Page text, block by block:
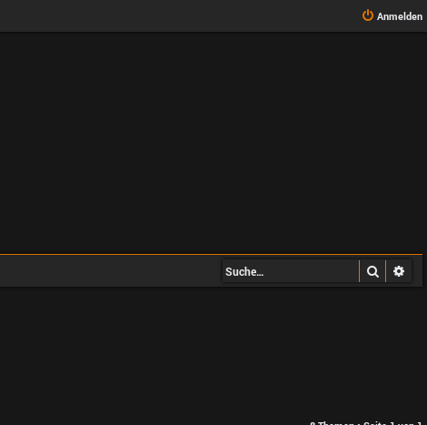
Anmelden
Suche